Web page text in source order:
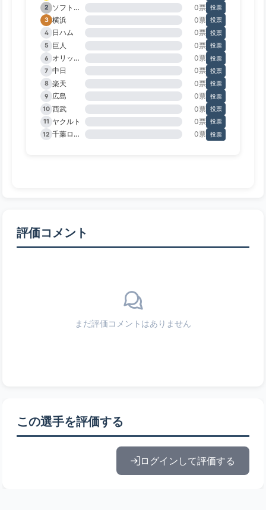
2
ソフトバンク 0票 投票
3 横浜 0票 投票
4
日ハム 0票 投票
5
巨人 0票 投票
6
オリックス 0票 投票
7 中日 0票 投票
8 楽天 0票 投票
9
広島 0票 投票
10 西武 0票 投票
11 ヤクルト 0票 投票
12
千葉ロッテ 0票 投票
評価コメント
まだ評価コメントはありません
この選手を評価する
ログインして評価する